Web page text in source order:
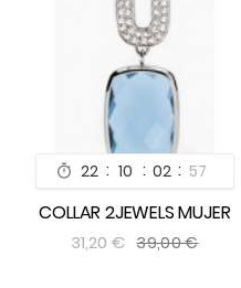
 22 : 10 : 02 : 55
 
COLLAR 2JEWELS MUJER
31,20 € 39,00 €